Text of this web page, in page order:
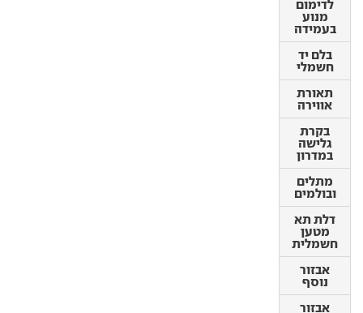
לדימום
מנוע
בעמידה
בלם יד
חשמלי
תאורת
אווירה
בקרת
גלישה
במדרון
מתלים
ובולמים
דלת תא
מטען
חשמלית
אבזור
נוסף
אבזור
בלם יד
חשמלי
תאורת
אווירה
בקרת
גלישה
במדרון
מתלים
ובולמים
דלת תא
מטען
חשמלית
אבזור
נוסף
אבזור
בתוספת
תשלום